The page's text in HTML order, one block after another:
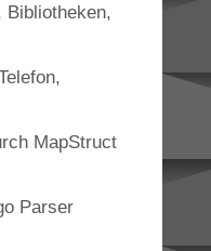
Bibliotheken,
,
MapStruct
Parser